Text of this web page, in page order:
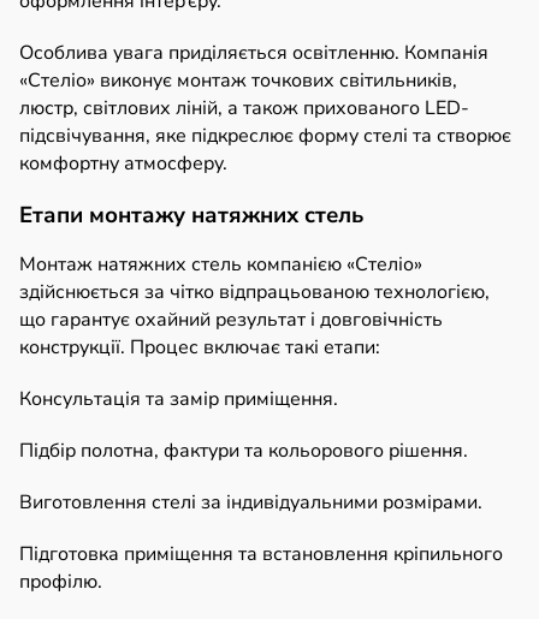
Особлива увага приділяється освітленню. Компанія
«Стеліо» виконує монтаж точкових світильників,
люстр, світлових ліній, а також прихованого LED-
підсвічування, яке підкреслює форму стелі та створює
комфортну атмосферу.
Етапи монтажу натяжних стель
Монтаж натяжних стель компанією «Стеліо»
здійснюється за чітко відпрацьованою технологією,
що гарантує охайний результат і довговічність
конструкції. Процес включає такі етапи:
Консультація та замір приміщення.
Підбір полотна, фактури та кольорового рішення.
Виготовлення стелі за індивідуальними розмірами.
Підготовка приміщення та встановлення кріпильного
профілю.